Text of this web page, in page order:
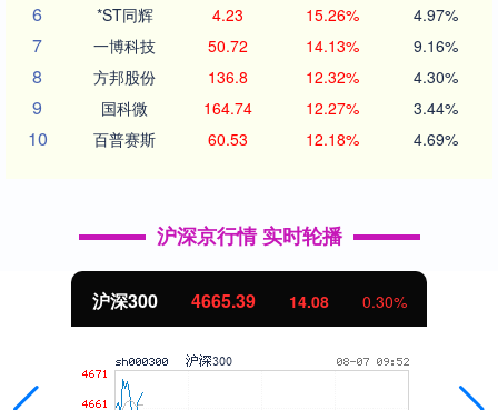
6 *ST同辉 4.23 15.26% 4.97%
7 一博科技 50.72 14.13% 9.16%
8 方邦股份 136.8 12.32% 4.30%
9 国科微 164.74 12.27% 3.44%
10 百普赛斯 60.53 12.18% 4.69%
沪深京行情 实时轮播
沪深300 4665.39 14.08 0.30%